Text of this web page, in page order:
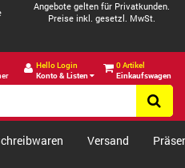
Angebote gelten für Privatkunden.
Preise inkl. gesetzl. MwSt.
Hello Login
Konto & Listen
0 Artikel
Einkaufswagen
Versand